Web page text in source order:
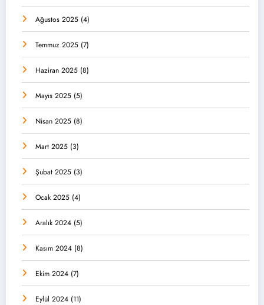
Ağustos 2025 (4)
Temmuz 2025 (7)
Haziran 2025 (8)
Mayıs 2025 (5)
Nisan 2025 (8)
Mart 2025 (3)
Şubat 2025 (3)
Ocak 2025 (4)
Aralık 2024 (5)
Kasım 2024 (8)
Ekim 2024 (7)
Eylül 2024 (11)